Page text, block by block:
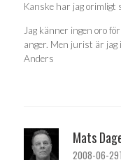
Kanske har jag orimligt
Jag känner ingen oro
anger. Men jurist är
Anders
Mats
2008-06-